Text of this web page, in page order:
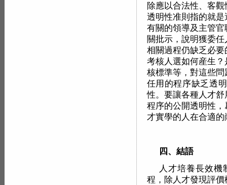
除應以合法性、客
透明性准則指的就
有關的領導及主管
關批示，說明獲委
相關過程仍缺乏必
考核人選如何産生
核標準等，對這些
任用的程序缺乏透
性。要讓各種人才
程序的公開透明性
才實學的人在合適
四、結語
人才培養長效
程，除人才發現評